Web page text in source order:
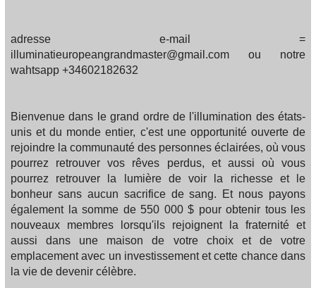
adresse e-mail =
illuminatieuropeangrandmaster@gmail.com ou notre
wahtsapp +34602182632
Bienvenue dans le grand ordre de l'illumination des états-
unis et du monde entier, c'est une opportunité ouverte de
rejoindre la communauté des personnes éclairées, où vous
pourrez retrouver vos rêves perdus, et aussi où vous
pourrez retrouver la lumière de voir la richesse et le
bonheur sans aucun sacrifice de sang. Et nous payons
également la somme de 550 000 $ pour obtenir tous les
nouveaux membres lorsqu'ils rejoignent la fraternité et
aussi dans une maison de votre choix et de votre
emplacement avec un investissement et cette chance dans
la vie de devenir célèbre.